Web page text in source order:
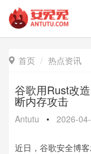
 首页 热点资讯
谷歌用Rust改
断内存攻击
Antutu • 2026-
近日，谷歌安全博